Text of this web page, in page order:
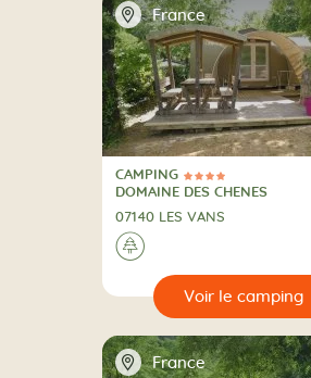
📍 France
4 Étoiles
CAMPING
CAMPING
DOMAINE DES CHENES
07140 LES VANS
A la campagne
🌲
📍 France